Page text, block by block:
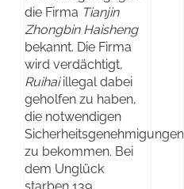
die Firma Tianjin
Zhongbin Haisheng
bekannt. Die Firma
wird verdächtigt,
Ruihaiillegal dabei
geholfen zu haben,
die notwendigen
Sicherheitsgenehmigungen
zu bekommen. Bei
dem Unglück